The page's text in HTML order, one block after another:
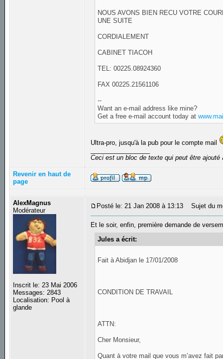
NOUS AVONS BIEN RECU VOTRE
UNE SUITE
CORDIALEMENT
CABINET TIACOH
TEL: 00225.08924360
FAX 00225.21561106
--
Want an e-mail address like mine?
Get a free e-mail account today at
Ultra-pro, jusqu'à la pub pour le compte mail
Ceci est un bloc de texte qui peut être
Revenir en haut de
page
AlexMagnus
Modérateur
Inscrit le: 23 Mai 2006
Messages: 2843
Localisation: Pool à
glande
Posté le: 21 Jan 2008 à 13:13 Sujet du
Et le soir, enfin, première demande de
Jules a écrit:
Fait à Abidjan le 17/01/2008
CONDITION DE TRAVAIL
ATTN:
Cher Monsieur,
Quant à votre mail que vous m’avez fait